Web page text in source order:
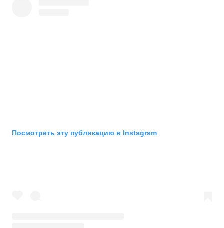
Посмотреть эту публикацию в Instagram